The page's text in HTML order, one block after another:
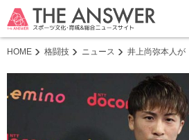
HOME 格闘技 ニュース 井上尚弥本人